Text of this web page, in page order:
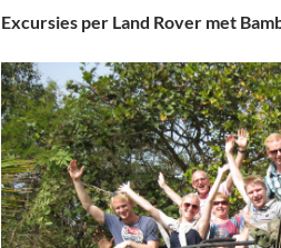
Excursies per Land Rover met